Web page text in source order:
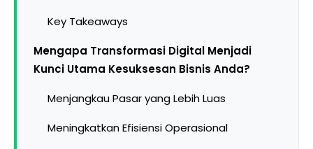
Key Takeaways
Mengapa Transformasi Digital Menjadi
Kunci Utama Kesuksesan Bisnis Anda?
Menjangkau Pasar yang Lebih Luas
Meningkatkan Efisiensi Operasional